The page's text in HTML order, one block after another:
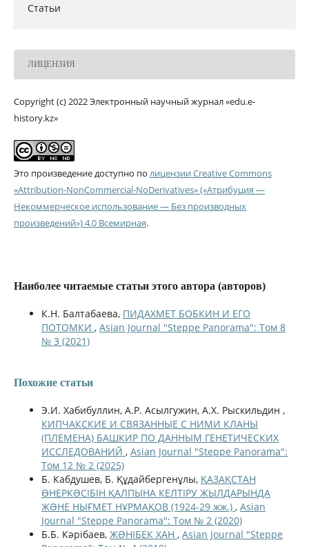
Статьи
ЛИЦЕНЗИЯ
Copyright (c) 2022 Электронный научный журнал «edu.e-
history.kz»
Это произведение доступно по лицензии Creative Commons
«Attribution-NonCommercial-NoDerivatives» («Атрибуция —
Некоммерческое использование — Без производных
произведений») 4.0 Всемирная.
Наиболее читаемые статьи этого автора (авторов)
К.Н. Балтабаева, ПИДАХМЕТ БОБКИН И ЕГО
ПОТОМКИ , Asian Journal "Steppe Panorama": Том 8
№ 3 (2021)
Похожие статьи
Э.И. Хабибуллин, А.Р. Асылгужин, А.Х. Рыскильдин ,
КИПЧАКСКИЕ И СВЯЗАННЫЕ С НИМИ КЛАНЫ
(ПЛЕМЕНА) БАШКИР ПО ДАННЫМ ГЕНЕТИЧЕСКИХ
ИССЛЕДОВАНИЙ , Asian Journal "Steppe Panorama":
Том 12 № 2 (2025)
Б. Кабдушев, Б. Құдайбергенұлы, ҚАЗАҚСТАН
ӨНЕРКƏСІБІН ҚАЛПЫНА КЕЛТІРУ ЖЫЛДАРЫНДА
ЖƏНЕ НЫҒМЕТ НҰРМАҚОВ (1924-29 жж.) , Asian
Journal "Steppe Panorama": Том № 2 (2020)
Б.Б. Кәрібаев, ЖƏНІБЕК ХАН , Asian Journal "Steppe